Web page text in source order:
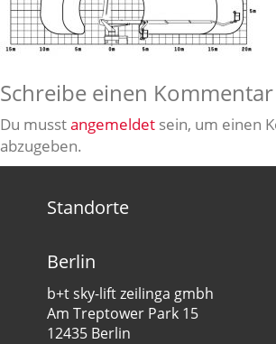
Schreibe einen Kommentar
Du musstangemeldet sein, um einen
abzugeben.
Standorte
Berlin
b+t sky-lift zeilinga gmbh
Am Treptower Park 15
12435 Berlin